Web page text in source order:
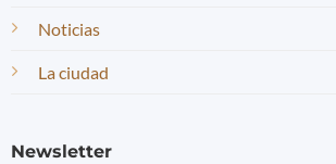
Noticias
La ciudad
Newsletter